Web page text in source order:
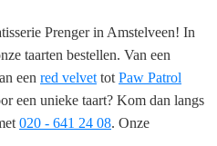
Prenger in Amstelveen! In
taarten bestellen. Van een
een red velvet tot Paw Patrol
een unieke taart? Kom dan langs
020 - 641 24 08. Onze